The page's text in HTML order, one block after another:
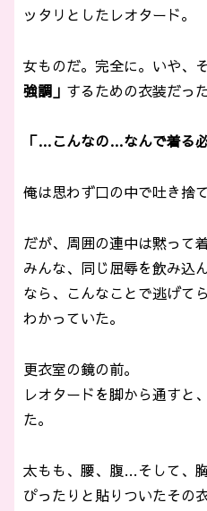
ッタリとしたレオタード。
女ものだ。完全に。いや、
強調」 するための衣装だった
「…こんなの…なんで着る
俺は思わず口の中で吐き捨て
だが、周囲の連中は黙って
みんな、同じ屈辱を飲み込
なら、こんなことで逃げ
わかっていた。
更衣室の鏡の前。
レオタードを脚から通すと
た。
太もも、腰、腹…そして、胸
ぴったりと貼りついたその